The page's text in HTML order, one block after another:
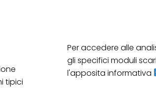
tipici
Per accedere alle
gli specifici moduli
l'apposita informativa